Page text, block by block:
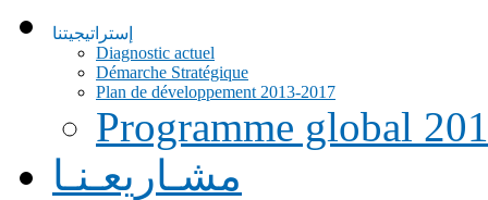
إستراتيجيتنا
Diagnostic actuel
Démarche Stratégique
Plan de développement 2013-2017
Programme global
مشـاريعـنـا